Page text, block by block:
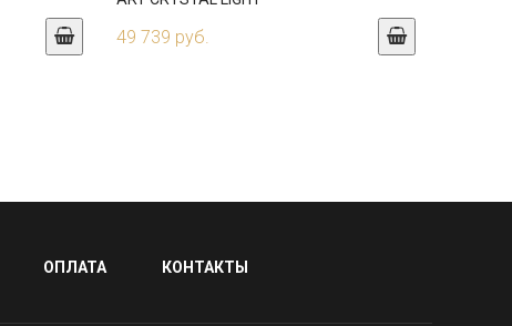
49 739 руб.
ОПЛАТА КОНТАКТЫ